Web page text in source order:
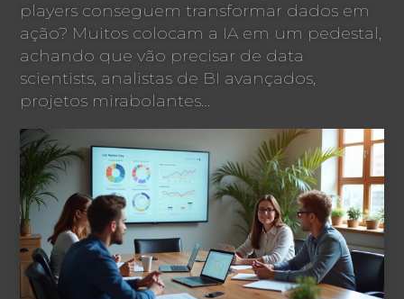
players conseguem transformar dados em
ação? Muitos colocam a IA em um pedestal,
achando que vão precisar de data
scientists, analistas de BI avançados,
projetos mirabolantes…